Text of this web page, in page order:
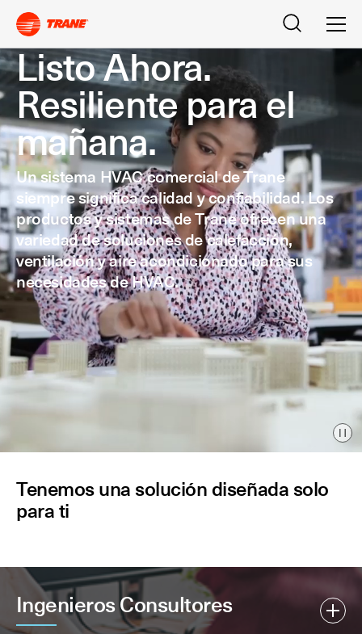
Buscar
Listo Ahora.
Resiliente para el
mañana.
Un sistema HVAC comercial de Trane
siempre significa calidad y confiabilidad. Los
productos y sistemas de Trane ofrecen una
variedad de soluciones de calefacción,
ventilación y aire acondicionado para sus
necesidades de HVAC.
Tenemos una solución diseñada solo
para ti
Ingenieros Consultores